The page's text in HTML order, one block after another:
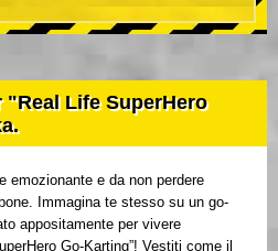
"Real Life SuperHero
emozionante e da non perdere
Immagina te stesso su un go-
appositamente per vivere
Go-Karting”! Vestiti come il